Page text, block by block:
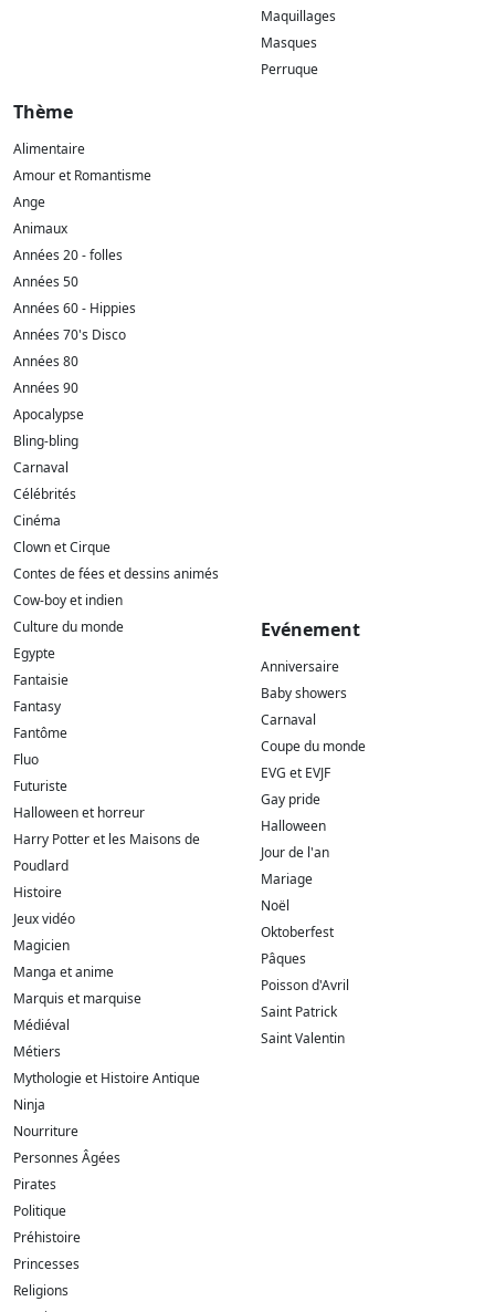
Maquillages
Masques
Perruque
Thème
Alimentaire
Amour et Romantisme
Ange
Animaux
Années 20 - folles
Années 50
Années 60 - Hippies
Années 70's Disco
Années 80
Années 90
Apocalypse
Bling-bling
Carnaval
Célébrités
Cinéma
Clown et Cirque
Contes de fées et dessins animés
Cow-boy et indien
Culture du monde
Egypte
Fantaisie
Fantasy
Fantôme
Fluo
Futuriste
Halloween et horreur
Harry Potter et les Maisons de
Poudlard
Histoire
Jeux vidéo
Magicien
Manga et anime
Marquis et marquise
Médiéval
Métiers
Mythologie et Histoire Antique
Ninja
Nourriture
Personnes Âgées
Pirates
Politique
Préhistoire
Princesses
Religions
Evénement
Anniversaire
Baby showers
Carnaval
Coupe du monde
EVG et EVJF
Gay pride
Halloween
Jour de l'an
Mariage
Noël
Oktoberfest
Pâques
Poisson d'Avril
Saint Patrick
Saint Valentin